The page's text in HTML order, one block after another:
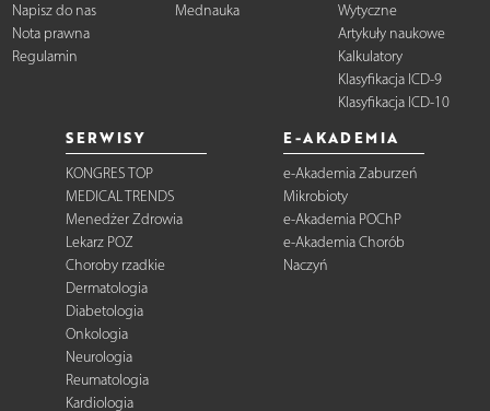
Napisz do nas
Nota prawna
Regulamin
Mednauka
Wytyczne
Artykuły naukowe
Kalkulatory
Klasyfikacja ICD-9
Klasyfikacja ICD-10
SERWISY
KONGRES TOP
MEDICAL TRENDS
Menedżer Zdrowia
Lekarz POZ
Choroby rzadkie
Dermatologia
Diabetologia
Onkologia
Neurologia
Reumatologia
Kardiologia
E-AKADEMIA
e-Akademia Zaburzeń
Mikrobioty
e-Akademia POChP
e-Akademia Chorób
Naczyń